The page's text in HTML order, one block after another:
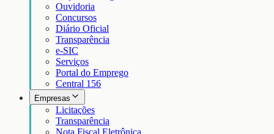
Ouvidoria
Concursos
Diário Oficial
Transparência
e-SIC
Serviços
Portal do Emprego
Central 156
Empresas
Licitações
Transparência
Nota Fiscal Eletrônica